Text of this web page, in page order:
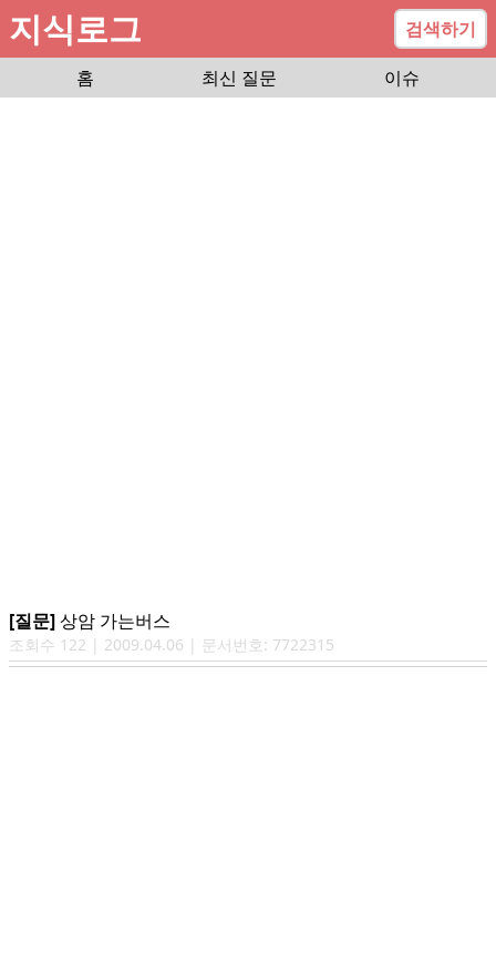
지식로그
검색하기
홈
최신 질문 이슈
[질문]상암 가는버스
조회수 122 | 2009.04.06 | 문서번호: 7722315